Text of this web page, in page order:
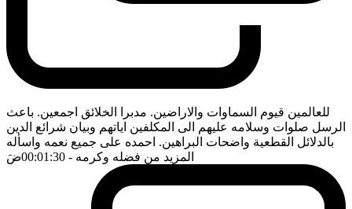
للعالمين قيوم السماوات والاراضين. مدبرا الخلائق اجمعين. باعث
الرسل صلوات وسلامه عليهم الى المكلفين اياتهم وبيان شرائع الدين
بالدلائل القطعية واضحات البراهين. احمده على جميع نعمه واسأله
المزيد من فضله وكرمه - 00:01:30 ضَ